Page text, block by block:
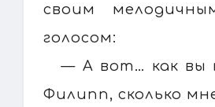
своим
голосом:
— А вот… как вы
Филипп, сколько